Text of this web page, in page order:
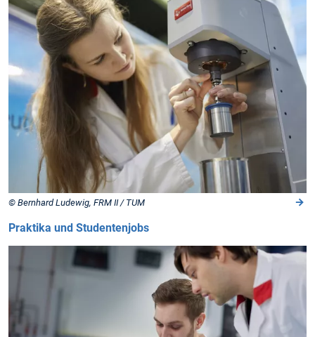
© Bernhard Ludewig, FRM II / TUM
Praktika und Studentenjobs